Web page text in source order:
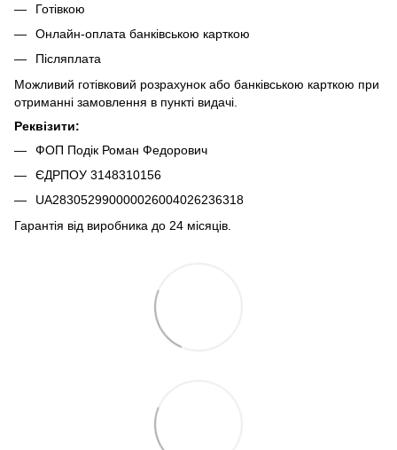
Готівкою
Онлайн-оплата банківською карткою
Післяплата
Можливий готівковий розрахунок або банківською карткою при
отриманні замовлення в пункті видачі.
Реквізити:
ФОП Подік Роман Федорович
ЄДРПОУ 3148310156
UA283052990000026004026236318
Гарантія від виробника до 24 місяців.